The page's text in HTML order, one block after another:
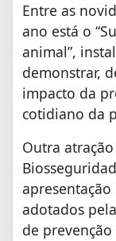
Entre as
ano está o
animal”,
demonstrar,
impacto da
cotidiano da
Outra atração
adotados
de